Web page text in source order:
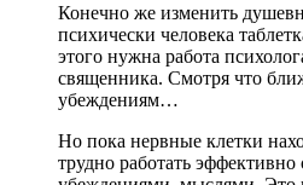
Конечно же изменить
психически человека
этого нужна работа
священника. Смотря что
убеждениям…
Но пока нервные клетки
трудно работать